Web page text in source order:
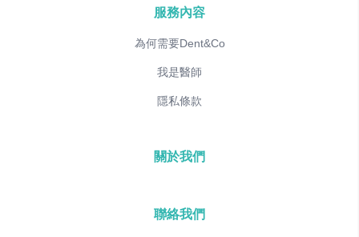
服務內容
為何需要Dent&Co
我是醫師
隱私條款
關於我們
聯絡我們